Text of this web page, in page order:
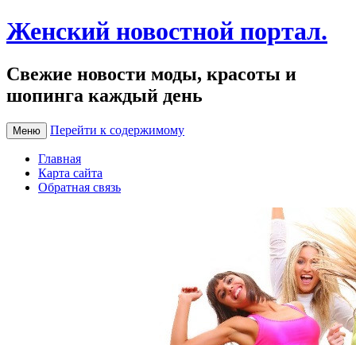
Женский новостной портал.
Свежие новости моды, красоты и
шопинга каждый день
Меню Перейти к содержимому
Главная
Карта сайта
Обратная связь